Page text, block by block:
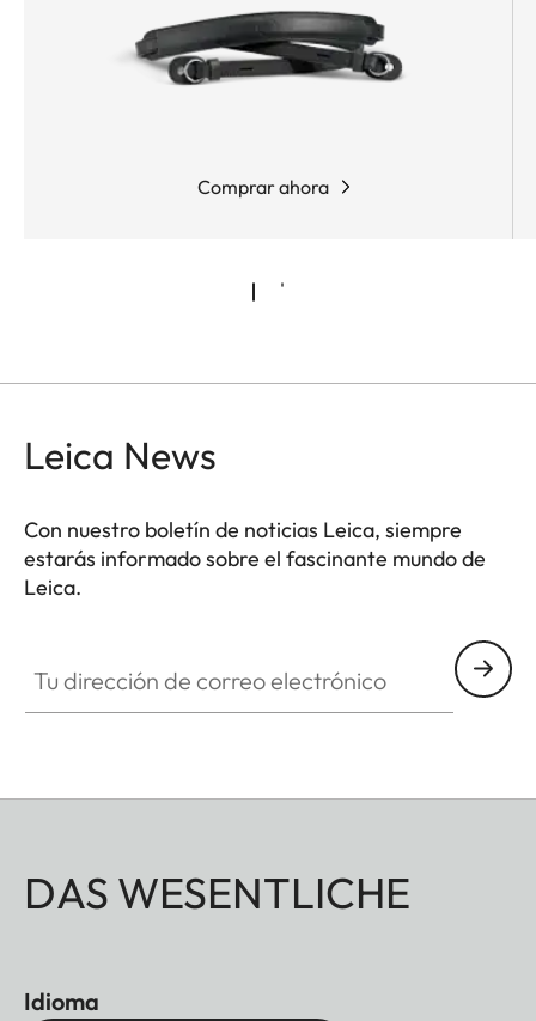
Comprar ahora
Leica News
Con nuestro boletín de noticias Leica, siempre
estarás informado sobre el fascinante mundo de
Leica.
DAS WESENTLICHE
Idioma